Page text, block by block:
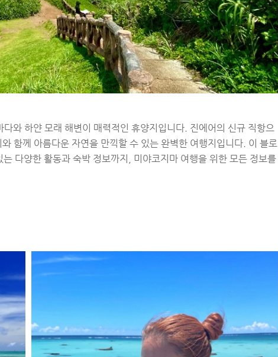
와 하얀 모래 해변이 매력적인 휴양지입니다. 진에어의 신규 직항으
함께 아름다운 자연을 만끽할 수 있는 완벽한 여행지입니다. 이 블로
다양한 활동과 숙박 정보까지, 미야코지마 여행을 위한 모든 정보를